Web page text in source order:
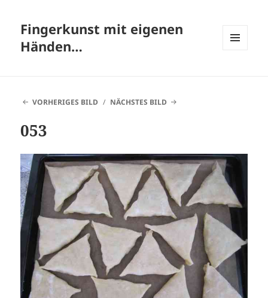
Fingerkunst mit eigenen
Händen…
VORHERIGES BILD NÄCHSTES BILD
053